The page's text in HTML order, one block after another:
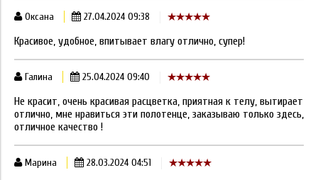
Оксана 27.04.2024 09:38
Красивое, удобное, впитывает влагу отлично, супер!
Галина 25.04.2024 09:40
Не красит, очень красивая расцветка, приятная к телу, вытирает
отлично, мне нравиться эти полотенце, заказываю только здесь,
отличное качество !
Марина 28.03.2024 04:51